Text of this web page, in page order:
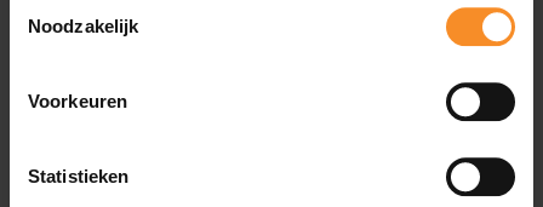
Noodzakelijk
Voorkeuren
Statistieken